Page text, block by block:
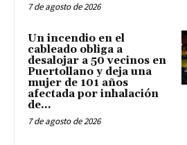
7 de agosto de 2026
Un incendio en el
cableado obliga a
desalojar a 50 vecinos en
Puertollano y deja una
mujer de 101 años
afectada por inhalación
de...
7 de agosto de 2026